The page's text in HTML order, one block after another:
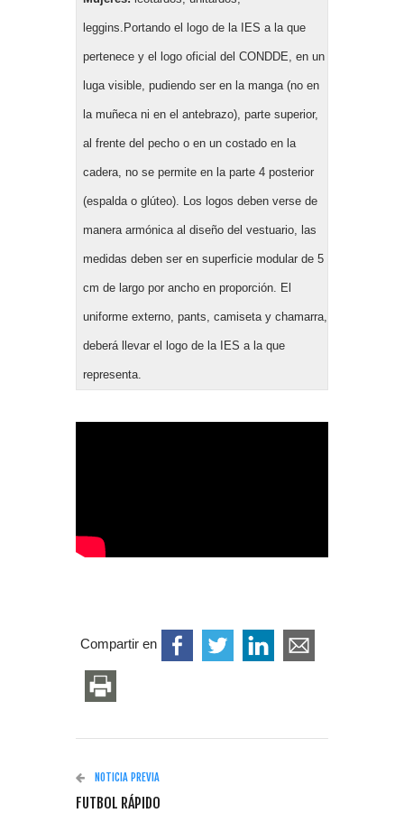
leggins.Portando el logo de la IES a la que
pertenece y el logo oficial del CONDDE, en un
luga visible, pudiendo ser en la manga (no en
la muñeca ni en el antebrazo), parte superior,
al frente del pecho o en un costado en la
cadera, no se permite en la parte 4 posterior
(espalda o glúteo). Los logos deben verse de
manera armónica al diseño del vestuario, las
medidas deben ser en superficie modular de 5
cm de largo por ancho en proporción. El
uniforme externo, pants, camiseta y chamarra,
deberá llevar el logo de la IES a la que
representa.
Compartir en
NOTICIA PREVIA
FUTBOL RÁPIDO